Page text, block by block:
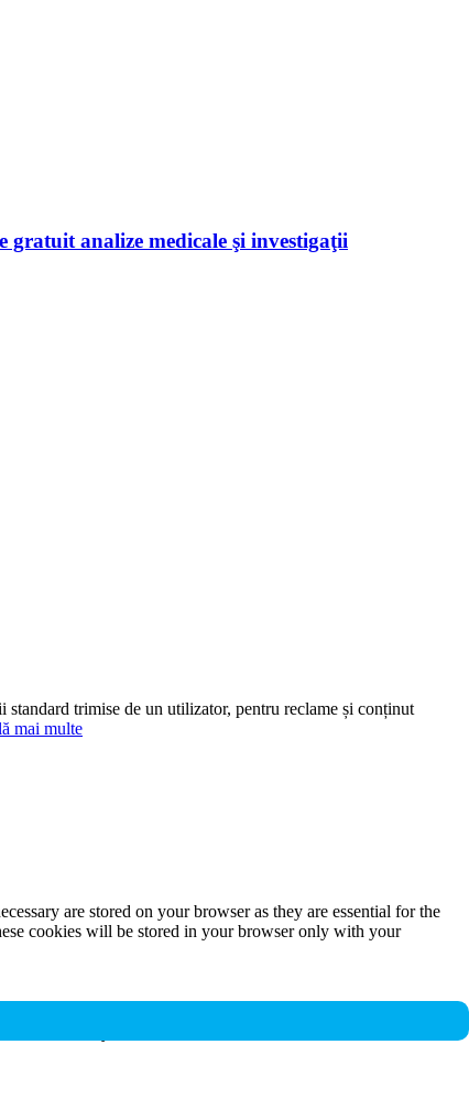
gratuit analize medicale şi investigaţii
trimise de un utilizator, pentru reclame și conținut
mai multe
are stored on your browser as they are essential for the
cookies will be stored in your browser only with your